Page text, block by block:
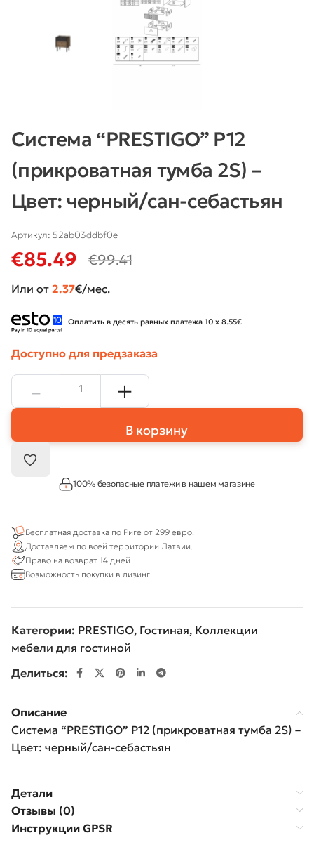
Система “PRESTIGO” P12
(прикроватная тумба 2S) –
Цвет: черный/сан-себастьян
Артикул: 52ab03ddbf0e
€85.49 €99.41
Или от 2.37€/мес.
Оплатить в десять равных платежа 10 x 8.55€
Доступно для предзаказа
В корзину
100% безопасные платежи в нашем магазине
Бесплатная доставка по Риге от 299 евро.
Доставляем по всей территории Латвии.
Право на возврат 14 дней
Возможность покупки в лизинг
Категории: PRESTIGO, Гостиная, Коллекции
мебели для гостиной
Делиться:
Описание
Система “PRESTIGO” P12 (прикроватная тумба 2S) –
Цвет: черный/сан-себастьян
Детали
Отзывы (0)
Инструкции GPSR